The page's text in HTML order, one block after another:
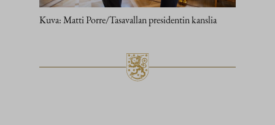
Kuva: Matti Porre/Tasavallan presidentin kanslia